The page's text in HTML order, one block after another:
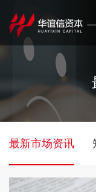
最新市场资讯